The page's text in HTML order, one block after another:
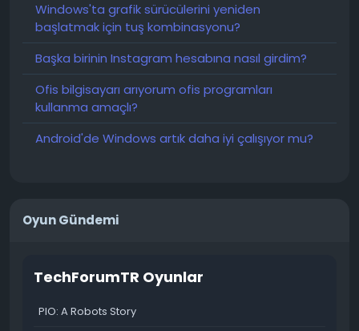
Windows'ta grafik sürücülerini yeniden
başlatmak için tuş kombinasyonu?
Başka birinin Instagram hesabına nasıl girdim?
Ofis bilgisayarı arıyorum ofis programları
kullanma amaçlı?
Android'de Windows artık daha iyi çalışıyor mu?
Oyun Gündemi
TechForumTR Oyunlar
PIO: A Robots Story